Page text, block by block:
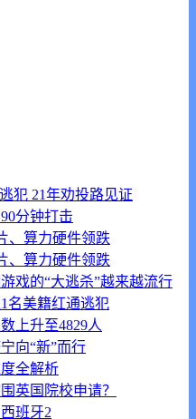
犯 21年劝投路见证
分钟打击
、算力硬件领跌
、算力硬件领跌
戏的“大逃杀”越来越流行
名美籍红通逃犯
上升至4829人
向“新”而行
全解析
英国院校申请？
班牙2